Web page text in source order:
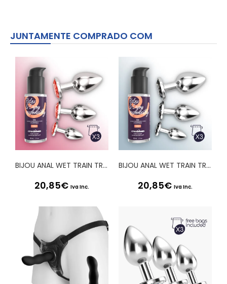
JUNTAMENTE COMPRADO COM
BIJOU ANAL WET TRAIN TRIO CRUSHIOUS VERMELHO
20,85€ Iva Inc.
BIJOU ANAL WET TRAIN TRIO CRUSHIOUS PRETO
20,85€ Iva Inc.